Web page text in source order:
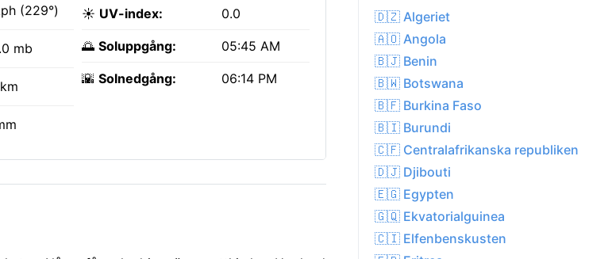
(229°)
mb
☀️ UV-index: 0.0
🌅 Soluppgång: 05:45 AM
🌇 Solnedgång: 06:14 PM
🇩🇿 Algeriet
🇦🇴 Angola
🇧🇯 Benin
🇧🇼 Botswana
🇧🇫 Burkina Faso
🇧🇮 Burundi
🇨🇫 Centralafrikanska republiken
🇩🇯 Djibouti
🇪🇬 Egypten
🇬🇶 Ekvatorialguinea
🇨🇮 Elfenbenskusten